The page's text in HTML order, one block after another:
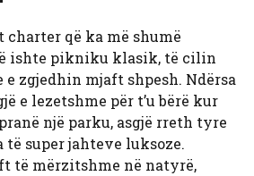
që ka më shumë
ishte pikniku klasik, të cilin
zgjedhin mjaft shpesh. Ndërsa
e lezetshme për t’u bërë kur
një parku, asgjë rreth tyre
super jahteve luksoze.
të mërzitshme në natyrë,